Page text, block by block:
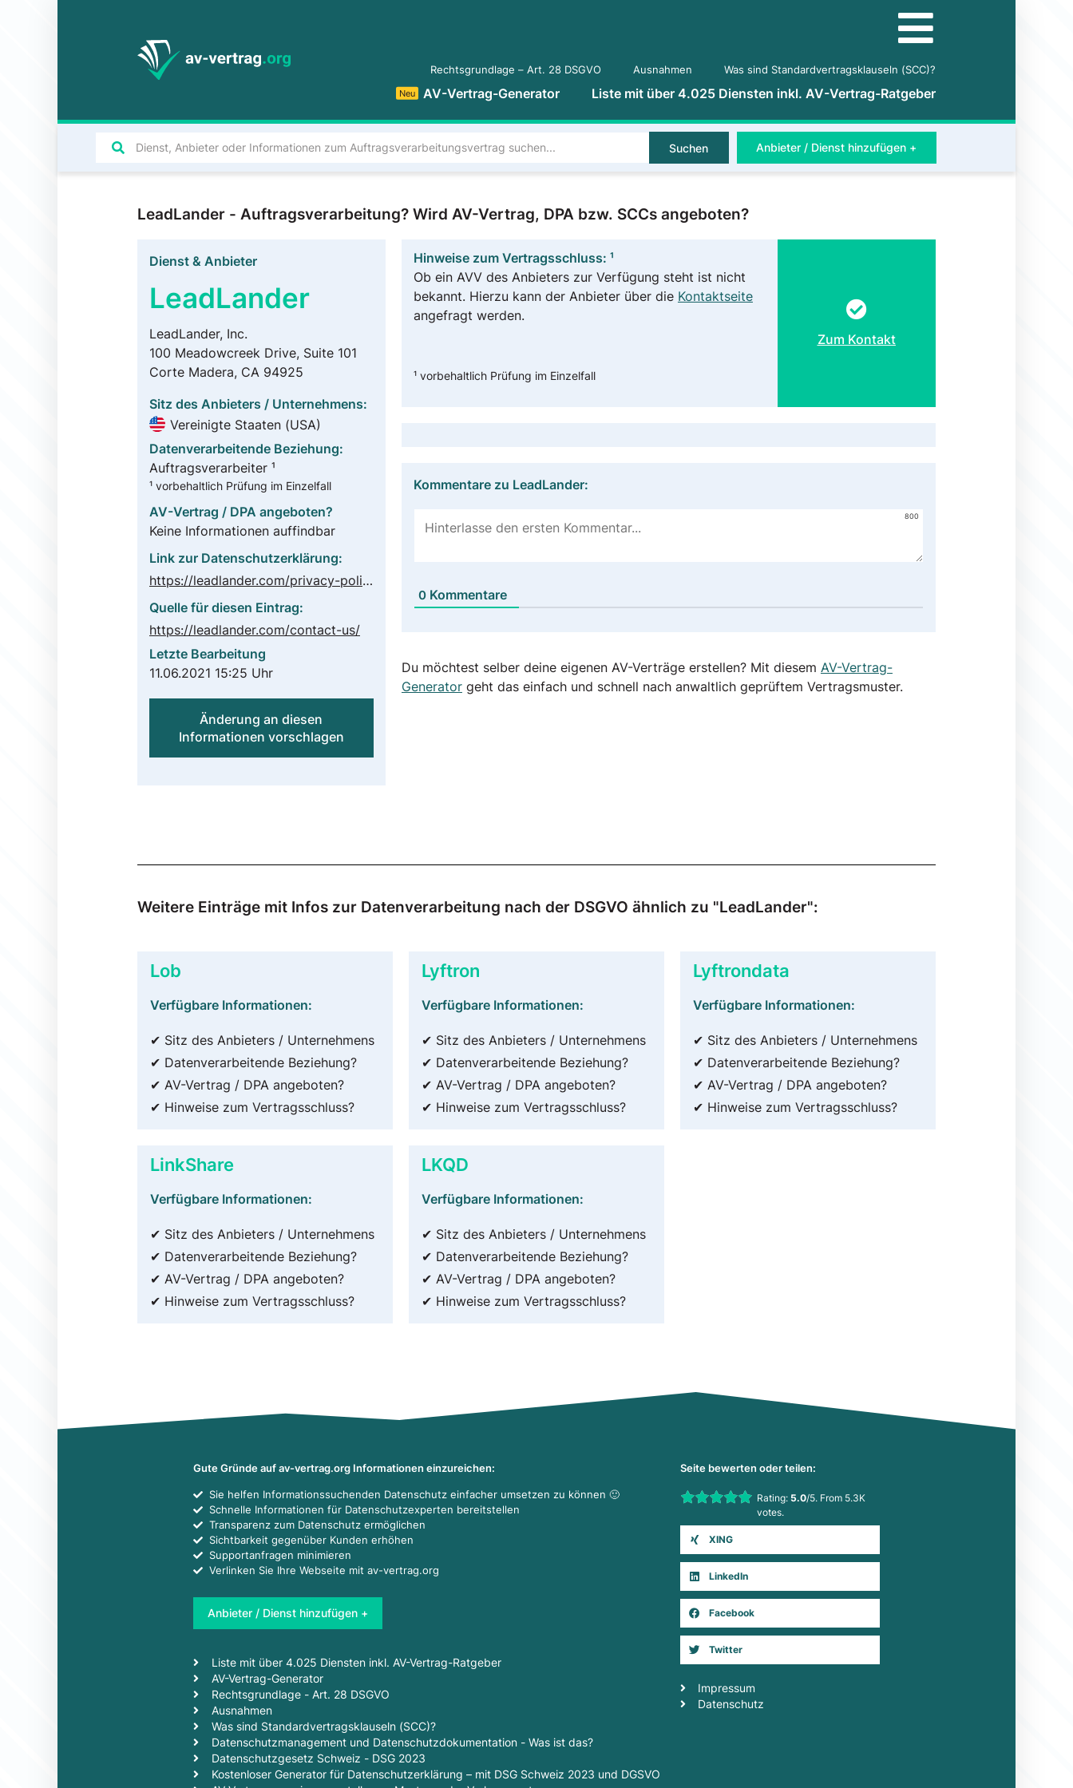
Rechtsgrundlage – Art. 28 DSGVO Ausnahmen Was sind Standardvertragsklauseln (SCC)?
Neu AV-Vertrag-Generator Liste mit über 4.025 Diensten inkl. AV-Vertrag-Ratgeber
Suchen Anbieter / Dienst hinzufügen +
LeadLander - Auftragsverarbeitung? Wird AV-Vertrag, DPA bzw. SCCs angeboten?
Dienst & Anbieter
LeadLander
LeadLander, Inc.
100 Meadowcreek Drive, Suite 101
Corte Madera, CA 94925
Sitz des Anbieters / Unternehmens:
Vereinigte Staaten (USA)
Datenverarbeitende Beziehung:
Auftragsverarbeiter ¹
¹ vorbehaltlich Prüfung im Einzelfall
AV-Vertrag / DPA angeboten?
Keine Informationen auffindbar
Link zur Datenschutzerklärung:
https://leadlander.com/privacy-policy/
Quelle für diesen Eintrag:
https://leadlander.com/contact-us/
Letzte Bearbeitung
11.06.2021 15:25 Uhr
Änderung an diesen
Informationen vorschlagen
Hinweise zum Vertragsschluss: ¹
Ob ein AVV des Anbieters zur Verfügung steht ist nicht
bekannt. Hierzu kann der Anbieter über die Kontaktseite
angefragt werden.
¹ vorbehaltlich Prüfung im Einzelfall
Zum Kontakt
Kommentare zu LeadLander:
800
0Kommentare
Du möchtest selber deine eigenen AV-Verträge erstellen? Mit diesem AV-Vertrag-
Generatorgeht das einfach und schnell nach anwaltlich geprüftem Vertragsmuster.
Weitere Einträge mit Infos zur Datenverarbeitung nach der DSGVO ähnlich zu "LeadLander":
Lob
Verfügbare Informationen:
✔ Sitz des Anbieters / Unternehmens
✔ Datenverarbeitende Beziehung?
✔ AV-Vertrag / DPA angeboten?
✔ Hinweise zum Vertragsschluss?
Lyftron
Verfügbare Informationen:
✔ Sitz des Anbieters / Unternehmens
✔ Datenverarbeitende Beziehung?
✔ AV-Vertrag / DPA angeboten?
✔ Hinweise zum Vertragsschluss?
Lyftrondata
Verfügbare Informationen:
✔ Sitz des Anbieters / Unternehmens
✔ Datenverarbeitende Beziehung?
✔ AV-Vertrag / DPA angeboten?
✔ Hinweise zum Vertragsschluss?
LinkShare
Verfügbare Informationen:
✔ Sitz des Anbieters / Unternehmens
✔ Datenverarbeitende Beziehung?
✔ AV-Vertrag / DPA angeboten?
✔ Hinweise zum Vertragsschluss?
LKQD
Verfügbare Informationen:
✔ Sitz des Anbieters / Unternehmens
✔ Datenverarbeitende Beziehung?
✔ AV-Vertrag / DPA angeboten?
✔ Hinweise zum Vertragsschluss?
Gute Gründe auf av-vertrag.org Informationen einzureichen:
Sie helfen Informationssuchenden Datenschutz einfacher umsetzen zu können 🙂
Schnelle Informationen für Datenschutzexperten bereitstellen
Transparenz zum Datenschutz ermöglichen
Sichtbarkeit gegenüber Kunden erhöhen
Supportanfragen minimieren
Verlinken Sie Ihre Webseite mit av-vertrag.org
Anbieter / Dienst hinzufügen +
Liste mit über 4.025 Diensten inkl. AV-Vertrag-Ratgeber
AV-Vertrag-Generator
Rechtsgrundlage - Art. 28 DSGVO
Ausnahmen
Was sind Standardvertragsklauseln (SCC)?
Datenschutzmanagement und Datenschutzdokumentation - Was ist das?
Datenschutzgesetz Schweiz - DSG 2023
Kostenloser Generator für Datenschutzerklärung – mit DSG Schweiz 2023 und DGSVO
Seite bewerten oder teilen:
Rate this item:
Submit Rating
Rating: 5.0/5. From 5.3K
votes.
XING
LinkedIn
Facebook
Twitter
Impressum
Datenschutz